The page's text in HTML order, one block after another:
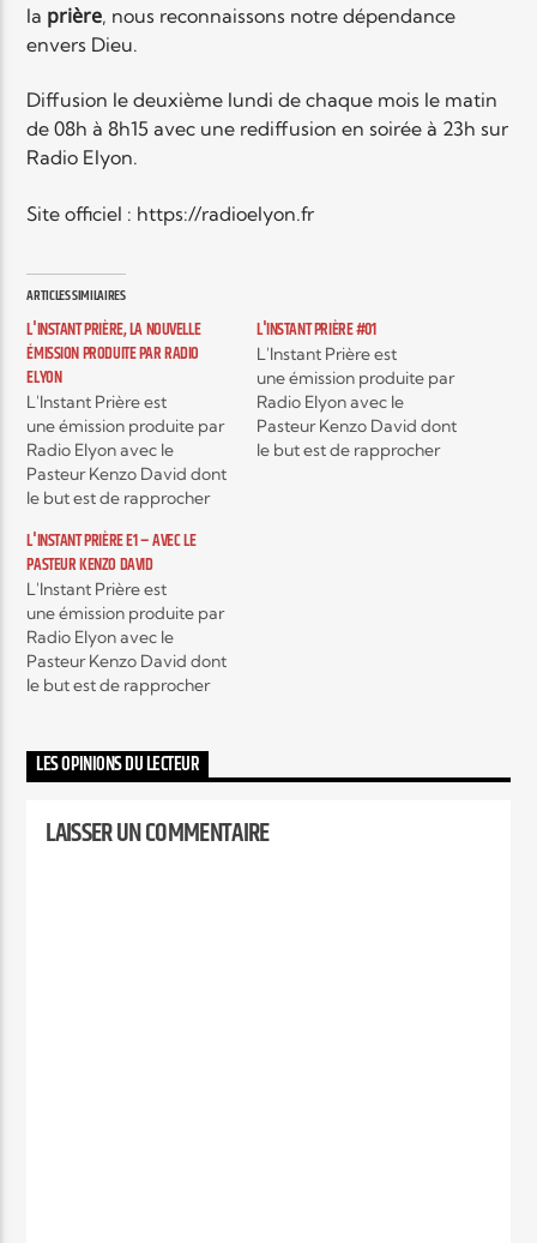
Radio Elyon
Elyon Rhema
Elyon Hits
Elyon Live
Elyon Kids
la prière, nous reconnaissons notre dépendance
envers Dieu.
Diffusion le deuxième lundi de chaque mois le matin
de 08h à 8h15 avec une rediffusion en soirée à 23h sur
Radio Elyon.
Site officiel : https://radioelyon.fr
ARTICLES SIMILAIRES
L'INSTANT PRIÈRE, LA NOUVELLE
ÉMISSION PRODUITE PAR RADIO
ELYON
L'Instant Prière est
une émission produite par
Radio Elyon avec le
Pasteur Kenzo David dont
le but est de rapprocher
Dieu. Dans la prière, nous
reconnaissons notre
dépendance envers Dieu.
Diffusion le deuxième
lundi de chaque mois le
matin de 08h à 8h15 avec
une rediffusion en soirée…
L'INSTANT PRIÈRE #01
L'Instant Prière est
une émission produite par
Radio Elyon avec le
Pasteur Kenzo David dont
le but est de rapprocher
L'INSTANT PRIÈRE E1 – AVEC LE
PASTEUR KENZO DAVID
L'Instant Prière est
une émission produite par
Radio Elyon avec le
Pasteur Kenzo David dont
le but est de rapprocher
reconnaissons notre
dépendance envers Dieu.
lundi de chaque mois le
LES OPINIONS DU LECTEUR
LAISSER UN COMMENTAIRE